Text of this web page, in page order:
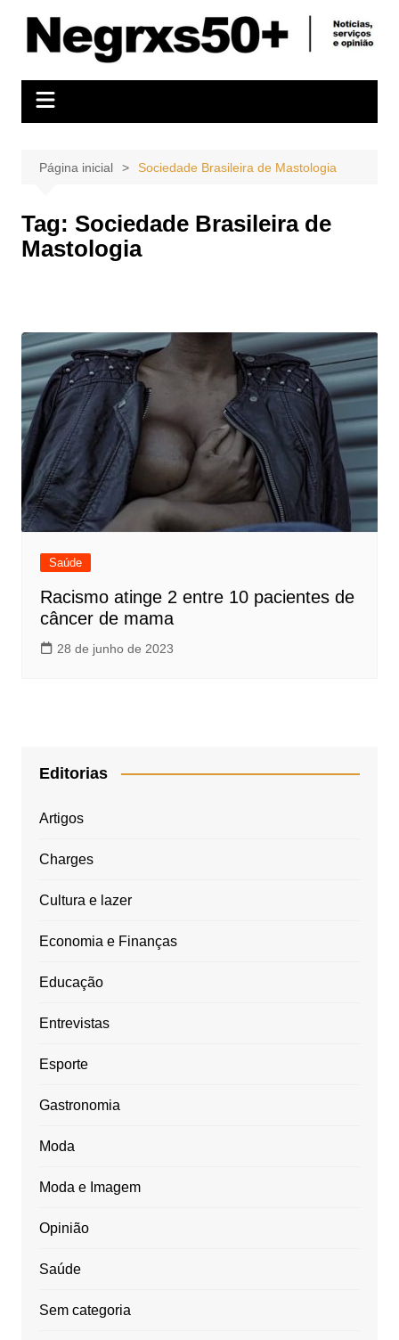
conteúdo
Página inicial Sociedade Brasileira de Mastologia
Tag: Sociedade Brasileira de
Mastologia
Saúde
Racismo atinge 2 entre 10 pacientes de
câncer de mama
28 de junho de 2023
Editorias
Artigos
Charges
Cultura e lazer
Economia e Finanças
Educação
Entrevistas
Esporte
Gastronomia
Moda
Moda e Imagem
Opinião
Saúde
Sem categoria